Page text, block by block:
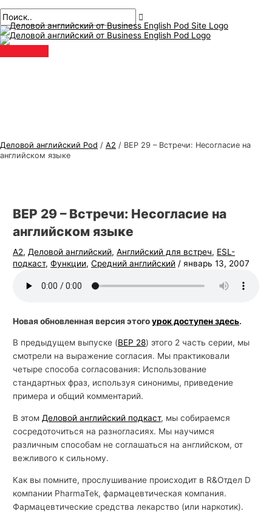
к
содержанию
меню
Деловой английский Pod / А2 / BEP 29 – Встречи: Несогласие на
английском языке
BEP 29 – Встречи: Несогласие на
английском языке
А2, Деловой английский,Английский для встреч, ESL-
подкаст,Функции,Средний английский / январь 13, 2007
Новая обновленная версия этогоурок доступен здесь.
В предыдущем выпуске (BEP 28) этого 2 часть серии, мы
смотрели на выражение согласия. Мы практиковали
четыре способа согласования: Использование
стандартных фраз, используя синонимы, приведение
примера и общий комментарий.
В этом Деловой английский подкаст, мы собираемся
сосредоточиться на разногласиях. Мы научимся
различным способам не соглашаться на английском, от
вежливого к сильному.
Как вы помните, прослушивание происходит в R&Отдел D
компании PharmaTek, фармацевтическая компания.
Фармацевтические средства лекарство (или наркотик).
по
публикациям
здесь..
почта*
Т
е
м
ы
о
н
г
л
и
к
г
о
И
с
к
а